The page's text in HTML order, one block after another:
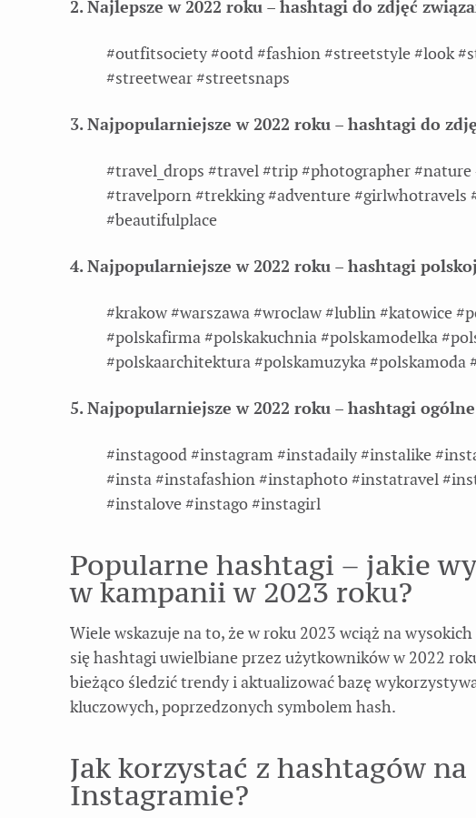
2. Najlepsze w 2022 roku – hashtagi do zdjęć
#outfitsociety #ootd #fashion #streetstyle #look
#streetwear #streetsnaps
3. Najpopularniejsze w 2022 roku – hashtagi do
#travel_drops #travel #trip #photographer
#travelporn #trekking #adventure #girlwhotravels
#beautifulplace
4. Najpopularniejsze w 2022 roku – hashtagi
#krakow #warszawa #wroclaw #lublin #katowice
#polskafirma #polskakuchnia #polskamodelka
#polskaarchitektura #polskamuzyka #polskamoda
5. Najpopularniejsze w 2022 roku – hashtagi ogólne
#instagood #instagram #instadaily #instalike
#insta #instafashion #instaphoto #instatravel
#instalove #instago #instagirl
Popularne hashtagi – jakie
w kampanii w 2023 roku?
Wiele wskazuje na to, że w roku 2023 wciąż na
się hashtagi uwielbiane przez użytkowników w 2022
bieżąco śledzić trendy i aktualizować bazę
kluczowych, poprzedzonych symbolem hash.
Jak korzystać z hashtagów na
Instagramie?